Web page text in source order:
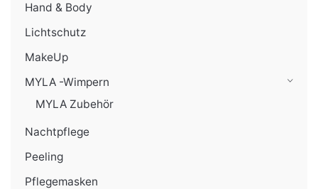
Hand & Body
Lichtschutz
MakeUp
MYLA -Wimpern
MYLA Zubehör
Nachtpflege
Peeling
Pflegemasken